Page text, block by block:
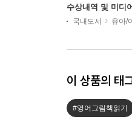
수상내역 및 미디
국내도서 유아/
이 상품의 태
#영어그림책읽기